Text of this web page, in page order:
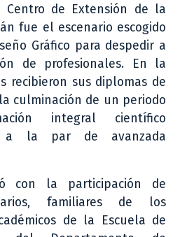
Centro de Extensión de la
fue el escenario escogido
Gráfico para despedir a
de profesionales. En la
recibieron sus diplomas de
culminación de un periodo
integral científico
a la par de avanzada
con la participación de
familiares de los
de la Escuela de